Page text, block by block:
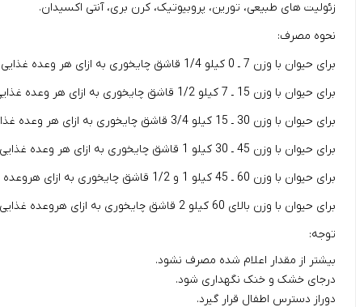
زئولیت های طبیعی، تورین، پروبیوتیک، کرن بری، آنتی اکسیدان.
نحوه مصرف:
برای حیوان با وزن 7 ـ 0 کیلو 1/4 قاشق چایخوری به ازای هر وعده غذایی.
برای حیوان با وزن 15 ـ 7 کیلو 1/2 قاشق چایخوری به ازای هر وعده غذایی.
برای حیوان با وزن 30 ـ 15 کیلو 3/4 قاشق چایخوری به ازای هر وعده غذایی.
برای حیوان با وزن 45 ـ 30 کیلو 1 قاشق چایخوری به ازای هر وعده غذایی.
برای حیوان با وزن 60 ـ 45 کیلو 1 و 1/2 قاشق چایخوری به ازای هروعده غذایی.
برای حیوان با وزن بالای 60 کیلو 2 قاشق چایخوری به ازای هروعده غذایی.
توجه:
بیشتر از مقدار اعلام شده مصرف نشود.
درجای خشک و خنک نگهداری شود.
دوراز دسترس اطفال قرار گیرد.